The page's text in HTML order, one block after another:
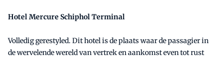
Hotel Mercure Schiphol Terminal
Volledig gerestyled. Dit hotel is de plaats waar de passagier in
de wervelende wereld van vertrek en aankomst even tot rust